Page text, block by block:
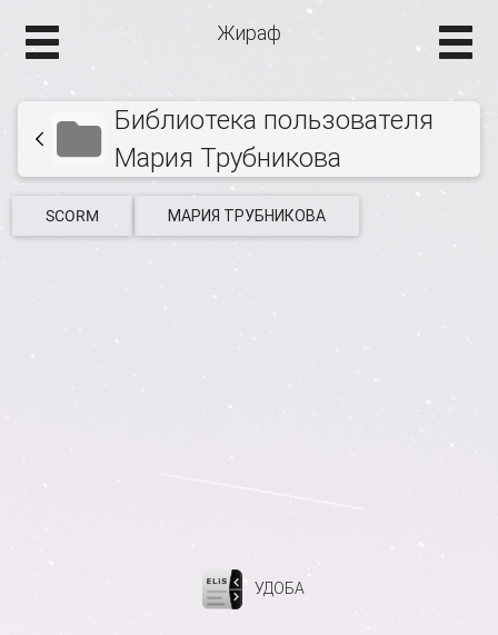
Жираф
Библиотека пользователя
Мария Трубникова
SCORM МАРИЯ ТРУБНИКОВА
УДОБА